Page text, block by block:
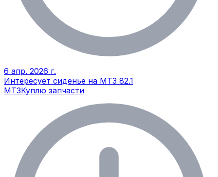
6 апр. 2026 г.
Интересует сиденье на МТЗ 82.1
МТЗКуплю запчасти